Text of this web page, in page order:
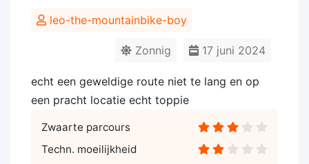
leo-the-mountainbike-boy
17 juni 2024
Zonnig
echt een geweldige route niet te lang en op
een pracht locatie echt toppie
Zwaarte parcours
Techn. moeilijkheid